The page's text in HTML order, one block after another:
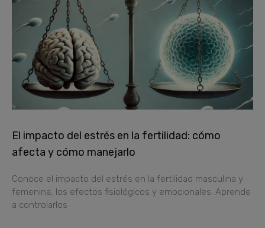
El impacto del estrés en la fertilidad: cómo
afecta y cómo manejarlo
Conoce el impacto del estrés en la fertilidad masculina y
femenina, los efectos fisiológicos y emocionales. Aprende
a controlarlos